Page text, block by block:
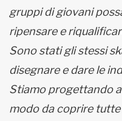
gruppi di giovani
ripensare e
Sono stati gli stessi
disegnare e dare le
Stiamo progettando
modo da coprire tutte